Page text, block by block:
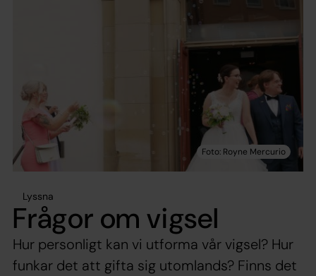
Lyssna
Frågor om vigsel
Hur personligt kan vi utforma vår vigsel? Hur
funkar det att gifta sig utomlands? Finns det